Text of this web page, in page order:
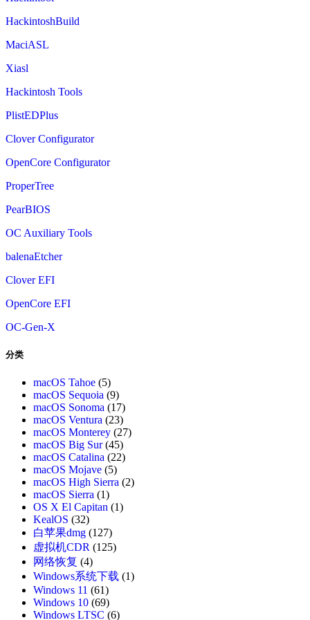
HackintoshBuild
MaciASL
Xiasl
Hackintosh Tools
PlistEDPlus
Clover Configurator
OpenCore Configurator
ProperTree
PearBIOS
OC Auxiliary Tools
balenaEtcher
Clover EFI
OpenCore EFI
OC-Gen-X
分类
macOS Tahoe (5)
macOS Sequoia (9)
macOS Sonoma (17)
macOS Ventura (23)
macOS Monterey (27)
macOS Big Sur(45)
macOS Catalina (22)
macOS Mojave (5)
macOS High Sierra (2)
macOS Sierra (1)
OS X El Capitan (1)
KealOS (32)
白苹果dmg (127)
虚拟机CDR (125)
网络恢复 (4)
Windows系统下载 (1)
Windows 11 (61)
Windows 10 (69)
Windows LTSC (6)